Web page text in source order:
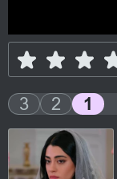
3 2 1